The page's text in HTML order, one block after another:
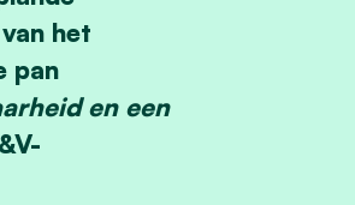
het
pan
en een